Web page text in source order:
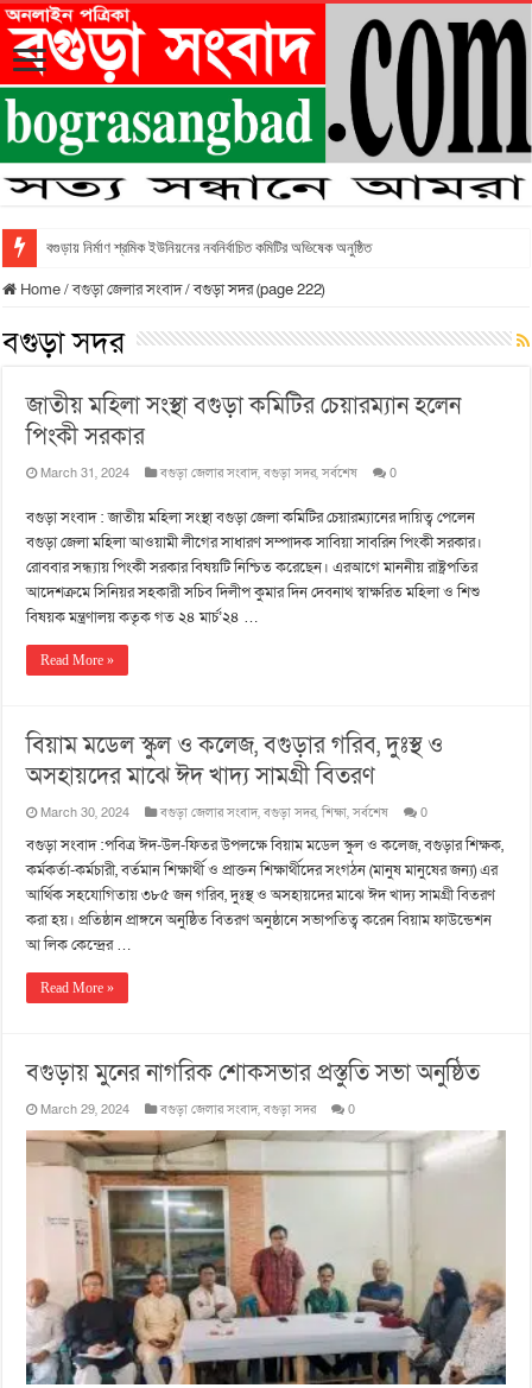
বগুড়ায় নির্মাণ শ্রমিক ইউনিয়নের নবনির্বাচিত কমিটির অভিষেক অনুষ্ঠিত
Home/বগুড়া জেলার সংবাদ/বগুড়া সদর (page 222)
বগুড়া সদর
জাতীয় মহিলা সংস্থা বগুড়া কমিটির চেয়ারম্যান হলেন
পিংকী সরকার
March 31, 2024 বগুড়া জেলার সংবাদ,বগুড়া সদর,সর্বশেষ 0
বগুড়া সংবাদ : জাতীয় মহিলা সংস্থা বগুড়া জেলা কমিটির চেয়ারম্যানের দায়িত্ব পেলেন
বগুড়া জেলা মহিলা আওয়ামী লীগের সাধারণ সম্পাদক সাবিয়া সাবরিন পিংকী সরকার।
রোববার সন্ধ্যায় পিংকী সরকার বিষয়টি নিশ্চিত করেছেন। এরআগে মাননীয় রাষ্ট্রপতির
আদেশক্রমে সিনিয়র সহকারী সচিব দিলীপ কুমার দিন দেবনাথ স্বাক্ষরিত মহিলা ও শিশু
বিষয়ক মন্ত্রণালয় কতৃক গত ২৪ মার্চ’২৪ …
Read More »
বিয়াম মডেল স্কুল ও কলেজ, বগুড়ার গরিব, দুঃস্থ ও
অসহায়দের মাঝে ঈদ খাদ্য সামগ্রী বিতরণ
March 30, 2024 বগুড়া জেলার সংবাদ,বগুড়া সদর,শিক্ষা,সর্বশেষ 0
বগুড়া সংবাদ :পবিত্র ঈদ-উল-ফিতর উপলক্ষে বিয়াম মডেল স্কুল ও কলেজ, বগুড়ার শিক্ষক,
কর্মকর্তা-কর্মচারী, বর্তমান শিক্ষার্থী ও প্রাক্তন শিক্ষার্থীদের সংগঠন (মানুষ মানুষের জন্য) এর
আর্থিক সহযোগিতায় ৩৮৫ জন গরিব, দুঃস্থ ও অসহায়দের মাঝে ঈদ খাদ্য সামগ্রী বিতরণ
করা হয়। প্রতিষ্ঠান প্রাঙ্গনে অনুষ্ঠিত বিতরণ অনুষ্ঠানে সভাপতিত্ব করেন বিয়াম ফাউন্ডেশন
আ লিক কেন্দ্রের …
Read More »
বগুড়ায় মুনের নাগরিক শোকসভার প্রস্তুতি সভা অনুষ্ঠিত
March 29, 2024 বগুড়া জেলার সংবাদ,বগুড়া সদর 0